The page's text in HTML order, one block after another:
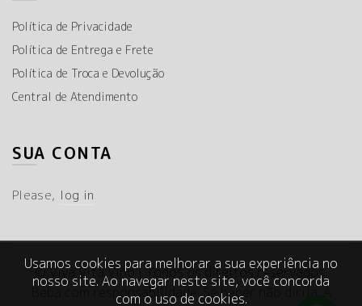
Política de Privacidade
Política de Entrega e Frete
Política de Troca e Devolução
Central de Atendimento
SUA CONTA
Please, log in
© Viva Vita Vino | Todos os direitos reservados.
Beba com responsabilidade. Se beber não dirija. A
Usamos cookies para melhorar a sua experiência no
nosso site. Ao navegar neste site, você concorda
com o uso de cookies.